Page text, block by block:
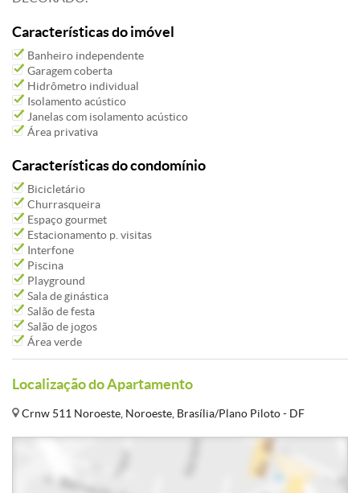
Características do imóvel
Banheiro independente
Garagem coberta
Hidrômetro individual
Isolamento acústico
Janelas com isolamento acústico
Área privativa
Características do condomínio
Bicicletário
Churrasqueira
Espaço gourmet
Estacionamento p. visitas
Interfone
Piscina
Playground
Sala de ginástica
Salão de festa
Salão de jogos
Área verde
Localização do Apartamento
Crnw 511 Noroeste, Noroeste, Brasília/Plano Piloto - DF